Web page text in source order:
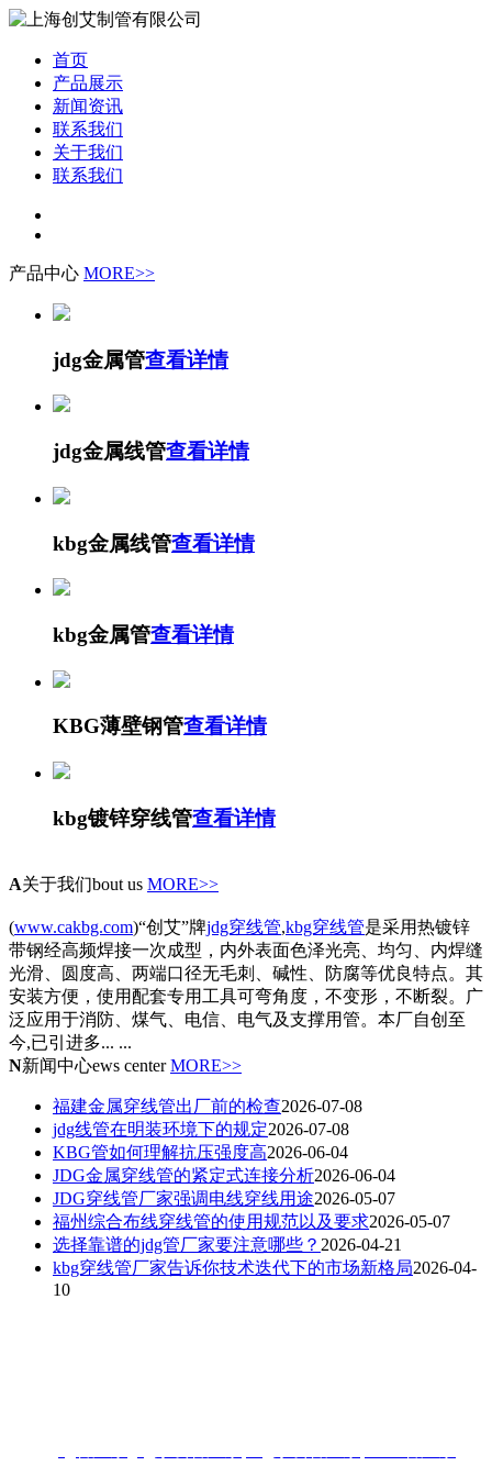
首页
产品展示
新闻资讯
联系我们
关于我们
联系我们
产品中心 MORE>>
jdg金属管查看详情
jdg金属线管查看详情
kbg金属线管查看详情
kbg金属管查看详情
KBG薄壁钢管查看详情
kbg镀锌穿线管查看详情
A关于我们bout us MORE>>
(www.cakbg.com)“创艾”牌jdg穿线管,kbg穿线管是采用热镀锌
带钢经高频焊接一次成型，内外表面色泽光亮、均匀、内焊缝
光滑、圆度高、两端口径无毛刺、碱性、防腐等优良特点。其
安装方便，使用配套专用工具可弯角度，不变形，不断裂。广
泛应用于消防、煤气、电信、电气及支撑用管。本厂自创至
今,已引进多... ...
N新闻中心ews center MORE>>
福建金属穿线管出厂前的检查2026-07-08
jdg线管在明装环境下的规定2026-07-08
KBG管如何理解抗压强度高2026-06-04
JDG金属穿线管的紧定式连接分析2026-06-04
JDG穿线管厂家强调电线穿线用途2026-05-07
福州综合布线穿线管的使用规范以及要求2026-05-07
选择靠谱的jdg管厂家要注意哪些？ 2026-04-21
kbg穿线管厂家告诉你技术迭代下的市场新格局2026-04-
10